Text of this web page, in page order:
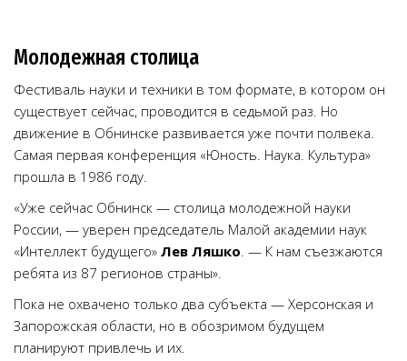
Молодежная столица
Фестиваль науки и техники в том формате, в котором он
существует сейчас, проводится в седьмой раз. Но
движение в Обнинске развивается уже почти полвека.
Самая первая конференция «Юность. Наука. Культура»
прошла в 1986 году.
«Уже сейчас Обнинск — столица молодежной науки
России, — уверен председатель Малой академии наук
«Интеллект будущего» Лев Ляшко. — К нам съезжаются
ребята из 87 регионов страны».
Пока не охвачено только два субъекта — Херсонская и
Запорожская области, но в обозримом будущем
планируют привлечь и их.